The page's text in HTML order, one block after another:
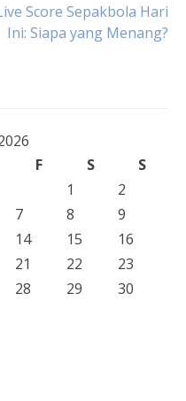
Score Sepakbola Hari
Ini: Siapa yang Menang?
F S
S
1
2
7 8
9
14 15
16
21 22
23
28 29
30